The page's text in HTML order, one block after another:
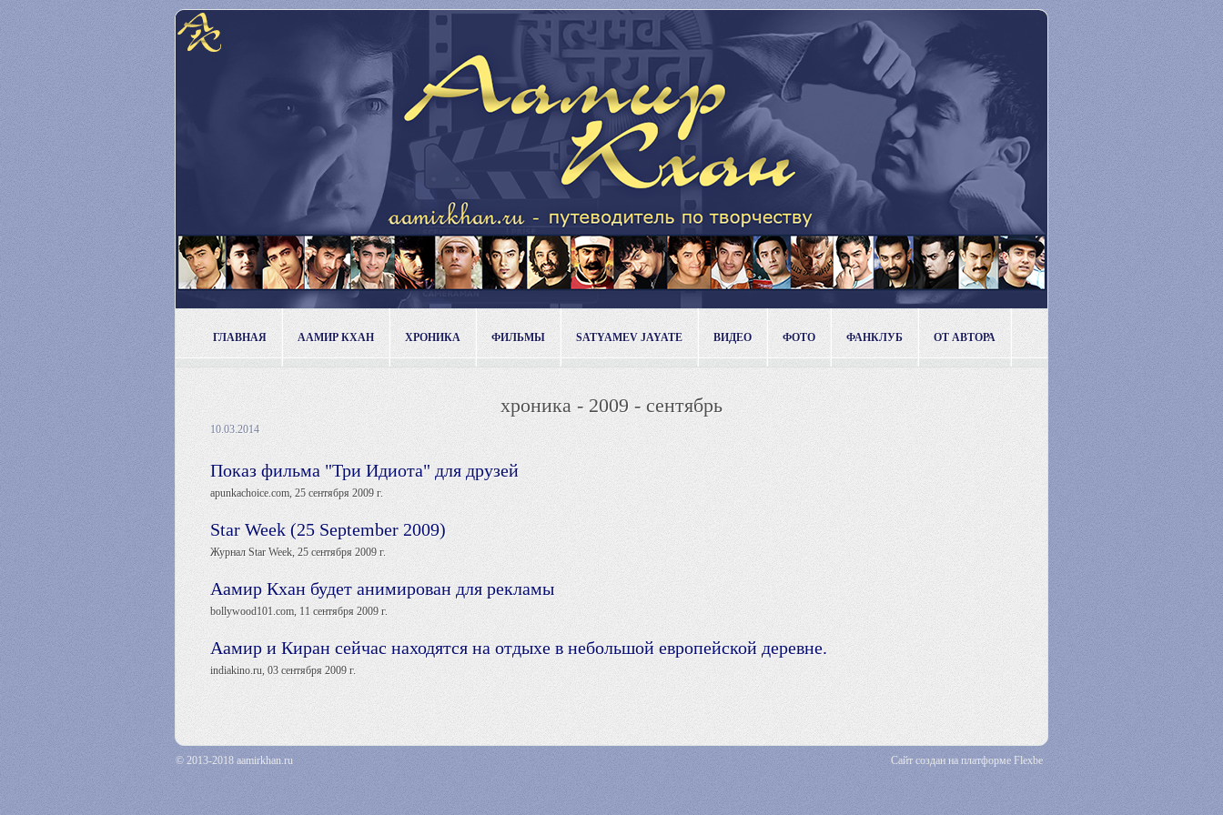
ГЛАВНАЯ ААМИР КХАН ХРОНИКА ФИЛЬМЫ SATYAMEV JAYATE ВИДЕО ФОТО ФАНКЛУБ ОТ АВТОРА
хроника - 2009 - сентябрь
10.03.2014
Показ фильма "Три Идиота" для друзей
apunkachoice.com, 25 сентября 2009 г.
Star Week (25 September 2009)
Журнал Star Week, 25 сентября 2009 г.
Аамир Кхан будет анимирован для рекламы
bollywood101.com, 11 сентября 2009 г.
Аамир и Киран сейчас находятся на отдыхе в небольшой европейской деревне.
indiakino.ru, 03 сентября 2009 г.
© 2013-2018 aamirkhan.ru Сайт создан на платформе Flexbe